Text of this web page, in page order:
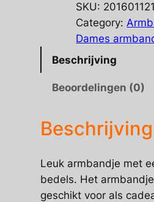
SKU: 201601121
Category:
Dames
Beschrijving
Beoordelingen (0)
Beschrijving
Leuk armbandje met
bedels. Het
geschikt voor als